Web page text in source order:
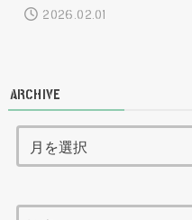
2026.02.01
ARCHIVE